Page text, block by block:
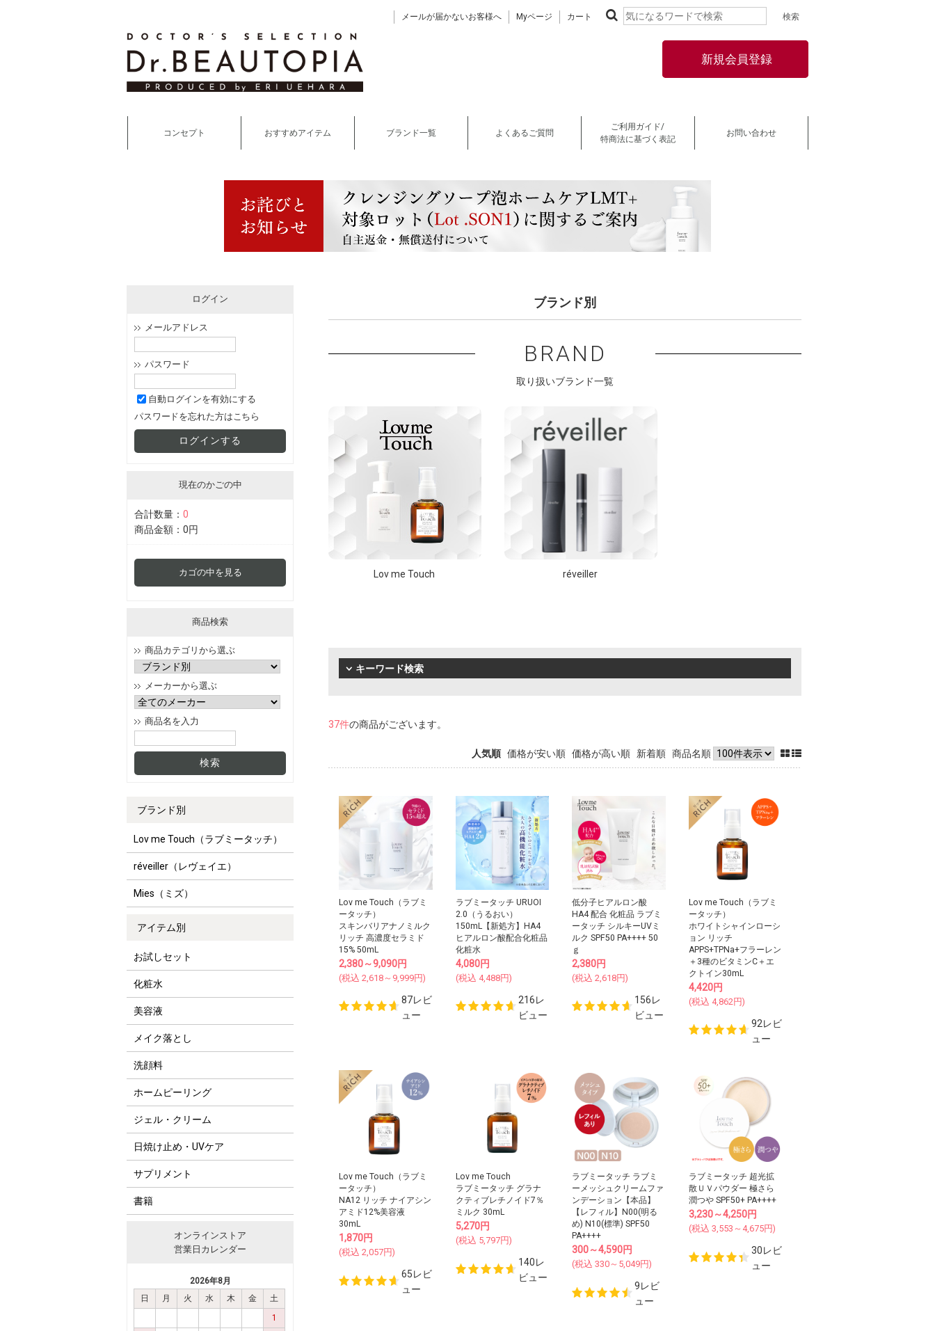
メールが届かないお客様へ Myページ カート
新規会員登録
コンセプト おすすめアイテム ブランド一覧 よくあるご質問
ご利用ガイド/
特商法に基づく表記
お問い合わせ
ログイン
メールアドレス
パスワード
自動ログインを有効にする
パスワードを忘れた方はこちら
現在のかごの中
合計数量： 0
商品金額： 0円
カゴの中を見る
商品検索
商品カテゴリから選ぶ
メーカーから選ぶ
商品名を入力
ブランド別
Lov me Touch（ラブミータッチ）
réveiller（レヴェイエ）
Mies（ミズ）
アイテム別
お試しセット
化粧水
美容液
メイク落とし
洗顔料
ホームピーリング
ジェル・クリーム
日焼け止め・UVケア
サプリメント
書籍
オンラインストア
営業日カレンダー
2026年8月
日
月 火 水 木 金
土
1
ブランド別
BRAND
取り扱いブランド一覧
Lov me Touch réveiller
キーワード検索
37件の商品がございます。
人気順 価格が安い順 価格が高い順 新着順 商品名順
Lov me Touch（ラブミ
ータッチ）
スキンバリアナノミルク
リッチ 高濃度セラミド
15% 50mL
2,380～9,090円
(税込2,618～9,999円)
87レビ
ュー
ラブミータッチ URUOI
2.0（うるおい）
150mL【新処方】HA4
ヒアルロン酸配合化粧品
化粧水
4,080円
(税込 4,488円)
216レ
ビュー
低分子ヒアルロン酸
HA4 配合 化粧品 ラブミ
ータッチ シルキーUVミ
ルク SPF50 PA++++ 50
ｇ
2,380円
(税込2,618円)
156レ
ビュー
Lov me Touch（ラブミ
ータッチ）
ホワイトシャインローシ
ョン リッチ
APPS+TPNa+フラーレン
＋3種のビタミンC＋エ
クトイン30mL
4,420円
(税込 4,862円)
92レビ
ュー
Lov me Touch（ラブミ
ータッチ）
NA12 リッチ ナイアシン
アミド12%美容液
30mL
1,870円
(税込2,057円)
65レビ
ュー
Lov me Touch
ラブミータッチ グラナ
クティブレチノイド7％
ミルク 30mL
5,270円
(税込 5,797円)
140レ
ビュー
ラブミータッチ ラブミ
ーメッシュクリームファ
ンデーション【本品】
【レフィル】N00(明る
め) N10(標準) SPF50
PA++++
300～4,590円
(税込330～5,049円)
9レビ
ュー
ラブミータッチ 超光拡
散ＵＶパウダー 極さら
潤つや SPF50+ PA++++
3,230～4,250円
(税込 3,553～4,675円)
30レビ
ュー